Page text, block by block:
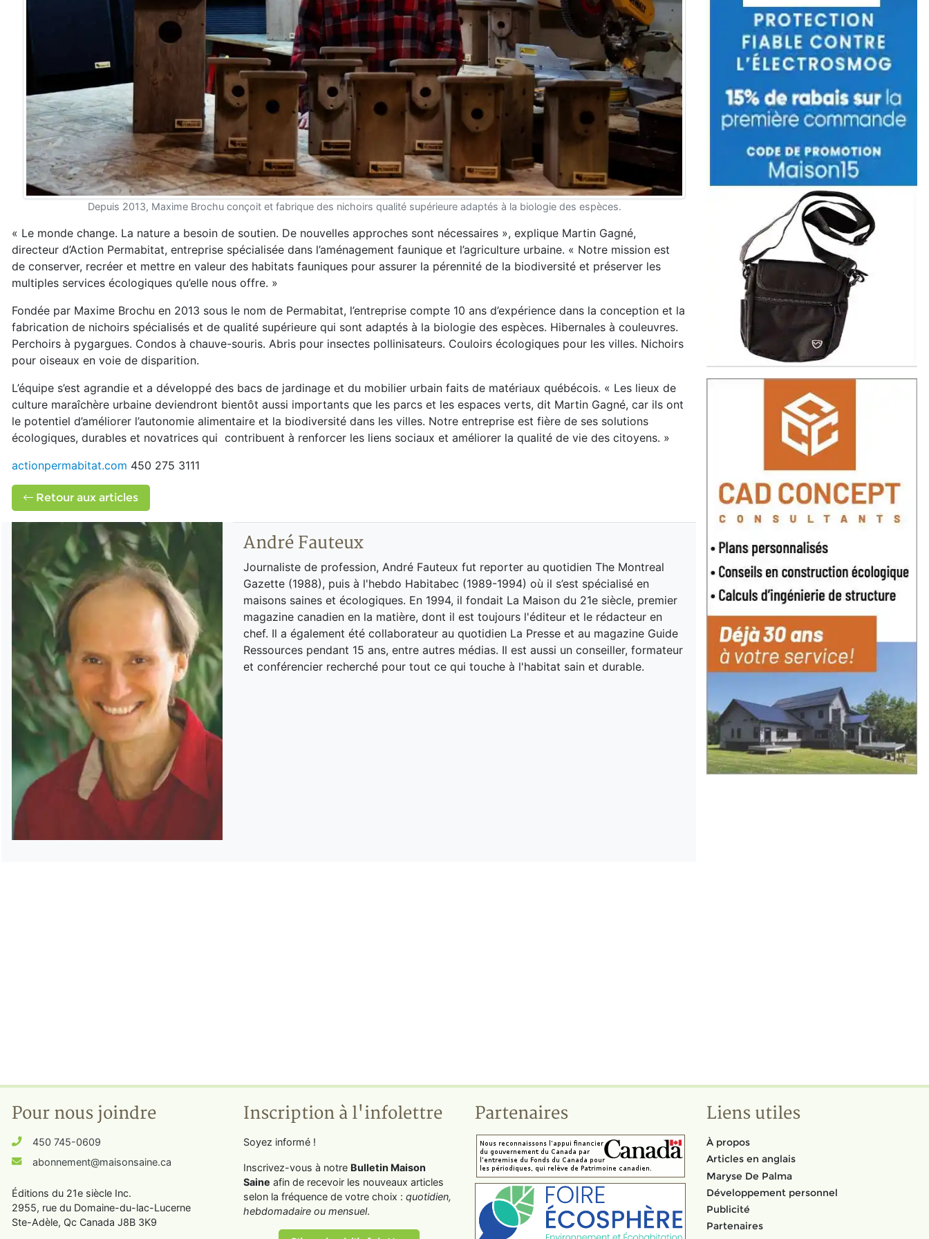
Depuis 2013, Maxime Brochu conçoit et fabrique des nichoirs qualité supérieure adaptés à la biologie des espèces.
« Le monde change. La nature a besoin de soutien. De nouvelles approches sont nécessaires », explique Martin Gagné,
directeur d’Action Permabitat, entreprise spécialisée dans l’aménagement faunique et l’agriculture urbaine. « Notre mission est
de conserver, recréer et mettre en valeur des habitats fauniques pour assurer la pérennité de la biodiversité et préserver les
multiples services écologiques qu’elle nous offre. »
Fondée par Maxime Brochu en 2013 sous le nom de Permabitat, l’entreprise compte 10 ans d’expérience dans la conception et la
fabrication de nichoirs spécialisés et de qualité supérieure qui sont adaptés à la biologie des espèces. Hibernales à couleuvres.
Perchoirs à pygargues. Condos à chauve-souris. Abris pour insectes pollinisateurs. Couloirs écologiques pour les villes. Nichoirs
pour oiseaux en voie de disparition.
L’équipe s’est agrandie et a développé des bacs de jardinage et du mobilier urbain faits de matériaux québécois. « Les lieux de
culture maraîchère urbaine deviendront bientôt aussi importants que les parcs et les espaces verts, dit Martin Gagné, car ils ont
le potentiel d’améliorer l’autonomie alimentaire et la biodiversité dans les villes. Notre entreprise est fière de ses solutions
écologiques, durables et novatrices qui contribuent à renforcer les liens sociaux et améliorer la qualité de vie des citoyens. »
actionpermabitat.com 450 275 3111
Retour aux articles
André Fauteux
Journaliste de profession, André Fauteux fut reporter au quotidien The Montreal
Gazette (1988), puis à l'hebdo Habitabec (1989-1994) où il s’est spécialisé en
maisons saines et écologiques. En 1994, il fondait La Maison du 21e siècle, premier
magazine canadien en la matière, dont il est toujours l'éditeur et le rédacteur en
chef. Il a également été collaborateur au quotidien La Presse et au magazine Guide
Ressources pendant 15 ans, entre autres médias. Il est aussi un conseiller, formateur
et conférencier recherché pour tout ce qui touche à l'habitat sain et durable.
Pour nous joindre
450 745-0609
abonnement@maisonsaine.ca
Éditions du 21e siècle Inc.
2955, rue du Domaine-du-lac-Lucerne
Ste-Adèle, Qc Canada J8B 3K9
Inscription à l'infolettre
Soyez informé !
Inscrivez-vous à notre Bulletin Maison
Saine afin de recevoir les nouveaux articles
selon la fréquence de votre choix : quotidien,
hebdomadaire ou mensuel.
Partenaires Liens utiles
À propos
Articles en anglais
Maryse De Palma
Développement personnel
Publicité
Partenaires